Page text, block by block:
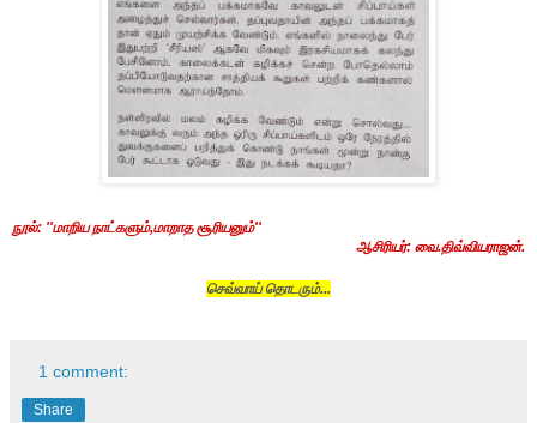
நூல்: ''மாறிய நாட்களும்,மாறாத சூரியனும்''
ஆசிரியர்: வை.திவ்வியராஜன்.
செவ்வாய் தொடரும்...
1 comment:
Share